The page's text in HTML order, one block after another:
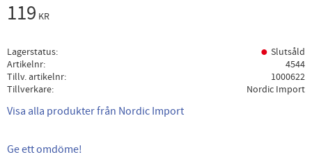
119 KR
Lagerstatus
Slutsåld
Artikelnr
4544
Tillv. artikelnr
1000622
Tillverkare
Nordic Import
Visa alla produkter från Nordic Import
Ge ett omdöme!